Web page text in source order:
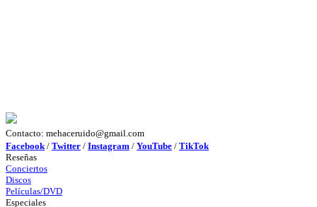
Contacto: mehaceruido@gmail.com
Facebook/ Twitter / Instagram / YouTube / TikTok
Reseñas
Conciertos
Discos
Películas/DVD
Especiales